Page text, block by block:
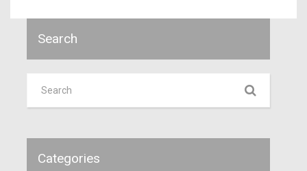
Search
Categories